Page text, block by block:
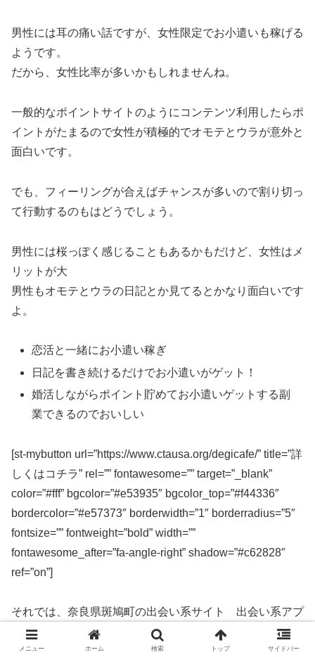
男性には耳の痛い話ですが、女性限定でお小遣いも稼げる
ようです。
だから、女性比率が多いかもしれませんね。
一般的なポイントサイトのようにコンテンツ利用したらポ
イントがたまるので女性が積極的でオモテとウラが意外と
面白いです。
でも、フィーリングが合えばチャンスが多いので割り切っ
て行動するのもはどうでしょう。
男性には桜っぽく感じることもあるかもだけど、女性はメ
リットが大
男性もオモテとウラの日記とか見てるとかなり面白いです
よ。
恋活と一緒にお小遣い稼ぎ
日記を書き続けるだけでお小遣いがゲット！
婚活しながらポイント貯めてお小遣いゲットする副
業できるのでおいしい
[st-mybutton url=”https://www.ctausa.org/degicafe/” title=”詳
しくはコチラ” rel=”” fontawesome=”” target=”_blank”
color=”#fff” bgcolor=”#e53935″ bgcolor_top=”#f44336″
bordercolor=”#e57373″ borderwidth=”1″ borderradius=”5″
fontsize=”” fontweight=”bold” width=””
fontawesome_after=”fa-angle-right” shadow=”#c62828″
ref=”on”]
それでは、奈良県斑鳩町の出会い系サイト 出会い系アプ
リを実際に使ってみた感想などを解説します。
メニュー ホーム 検索 トップ サイドバー